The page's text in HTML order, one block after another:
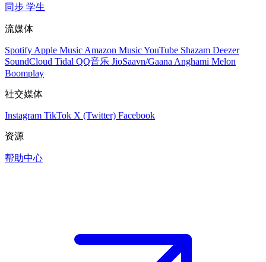
同步 学生
流媒体
Spotify Apple Music Amazon MusicYouTube Shazam Deezer
SoundCloud Tidal QQ音乐 JioSaavn/Gaana Anghami Melon
Boomplay
社交媒体
Instagram TikTok X (Twitter) Facebook
资源
帮助中心